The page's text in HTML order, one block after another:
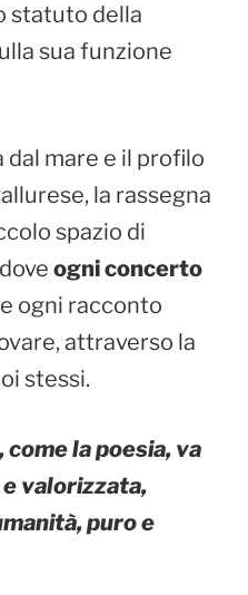
statuto della
sua funzione
dal mare e il profilo
la rassegna
spazio di
ogni concerto
e ogni racconto
attraverso la
stessi.
come la poesia, va
valorizzata,
puro e